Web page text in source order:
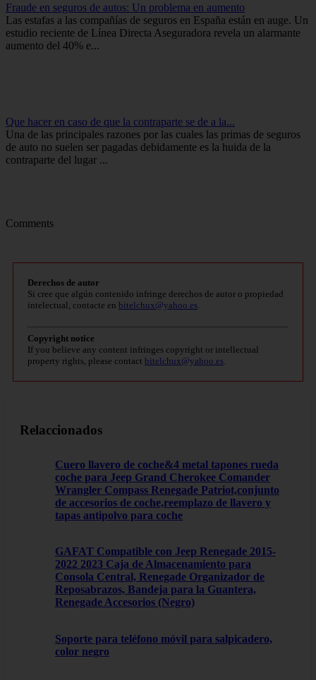
Fraude en seguros de autos: Un problema en aumento
Las estafas a las compañías de seguros en España están en auge. Un
estudio reciente de Línea Directa Aseguradora revela un alarmante
aumento del 40% e...
Que hacer en caso de que la contraparte se de a la...
Una de las principales razones por las cuales las primas de seguros
de auto no suelen ser pagadas debidamente es la huida de la
contraparte del lugar ...
Comments
Derechos de autor
Si cree que algún contenido infringe derechos de autor o propiedad
intelectual, contacte en bitelchux@yahoo.es
Copyright notice
If you believe any content infringes copyright or intellectual
property rights, please contact bitelchux@yahoo.es
Relaccionados
Cuero llavero de coche&4 metal tapones rueda
coche para Jeep Grand Cherokee Comander
Wrangler Compass Renegade Patriot,conjunto
de accesorios de coche,reemplazo de llavero y
tapas antipolvo para coche
GAFAT Compatible con Jeep Renegade 2015-
2022 2023 Caja de Almacenamiento para
Consola Central, Renegade Organizador de
Reposabrazos, Bandeja para la Guantera,
Renegade Accesorios (Negro)
Soporte para teléfono móvil para salpicadero,
color negro